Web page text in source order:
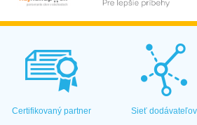
Certifikovaný partner Sieť dodávateľov